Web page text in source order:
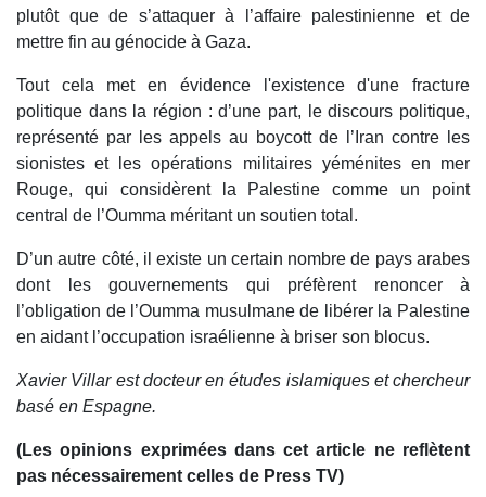
plutôt que de s’attaquer à l’affaire palestinienne et de
mettre fin au génocide à Gaza.
Tout cela met en évidence l'existence d'une fracture
politique dans la région : d’une part, le discours politique,
représenté par les appels au boycott de l’Iran contre les
sionistes et les opérations militaires yéménites en mer
Rouge, qui considèrent la Palestine comme un point
central de l’Oumma méritant un soutien total.
D’un autre côté, il existe un certain nombre de pays arabes
dont les gouvernements qui préfèrent renoncer à
l’obligation de l’Oumma musulmane de libérer la Palestine
en aidant l’occupation israélienne à briser son blocus.
Xavier Villar est docteur en études islamiques et chercheur
basé en Espagne.
(Les opinions exprimées dans cet article ne reflètent
pas nécessairement celles de Press TV)